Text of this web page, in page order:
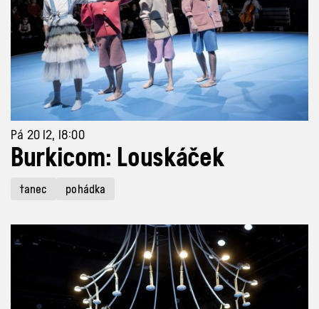
Pá 20 12, 18:00
Burkicom: Louskáček
tanec pohádka